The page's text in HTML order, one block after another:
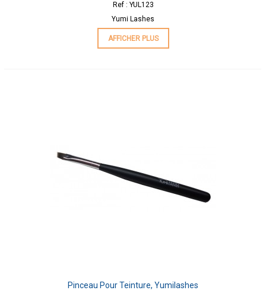
Ref : YUL123
Yumi Lashes
AFFICHER PLUS
Pinceau Pour Teinture, Yumilashes